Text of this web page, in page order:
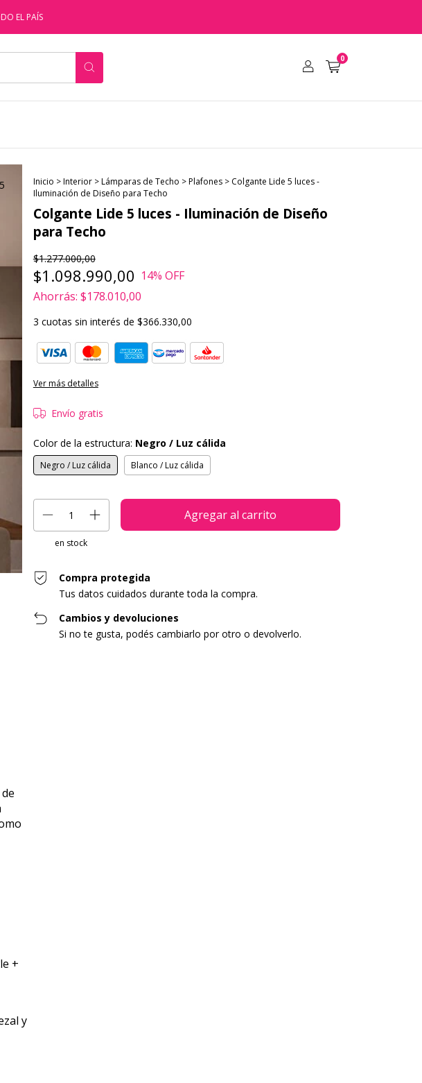
EL PAÍS
0
5 Inicio >Interior >Lámparas de Techo >Plafones > Colgante Lide 5 luces -
Iluminación de Diseño para Techo
Colgante Lide 5 luces - Iluminación de Diseño
para Techo
$1.277.000,00
$1.098.990,00 14% OFF
Ahorrás: $178.010,00
3 cuotas sin interés de $366.330,00
Ver más detalles
Envío gratis
Color de la estructura: Negro / Luz cálida
Negro / Luz cálida Blanco / Luz cálida
en stock
Compra protegida
Tus datos cuidados durante toda la compra.
Cambios y devoluciones
Si no te gusta, podés cambiarlo por otro o devolverlo.
+
y